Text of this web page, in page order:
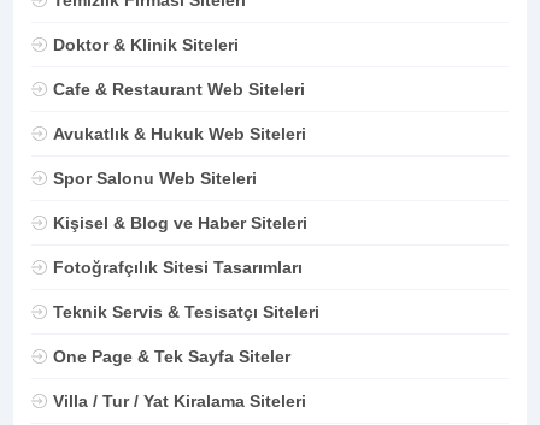
Doktor & Klinik Siteleri
Cafe & Restaurant Web Siteleri
Avukatlık & Hukuk Web Siteleri
Spor Salonu Web Siteleri
Kişisel & Blog ve Haber Siteleri
Fotoğrafçılık Sitesi Tasarımları
Teknik Servis & Tesisatçı Siteleri
One Page & Tek Sayfa Siteler
Villa / Tur / Yat Kiralama Siteleri